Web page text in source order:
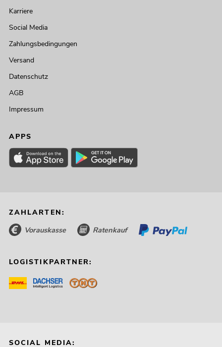
Karriere
Social Media
Zahlungsbedingungen
Versand
Datenschutz
AGB
Impressum
APPS
ZAHLARTEN:
Vorauskasse Ratenkauf
LOGISTIKPARTNER:
SOCIAL MEDIA: